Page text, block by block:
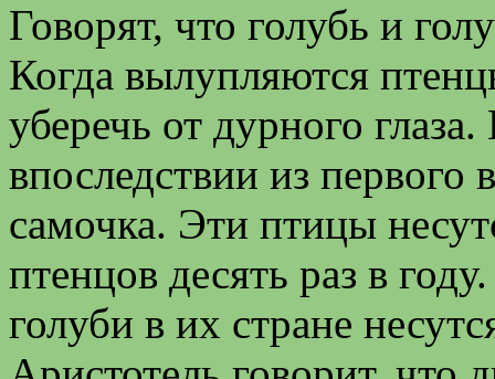
Говорят, что голубь и
Когда вылупляются
уберечь от дурного
впоследствии из первого
самочка. Эти птицы
птенцов десять раз в
голуби в их стране